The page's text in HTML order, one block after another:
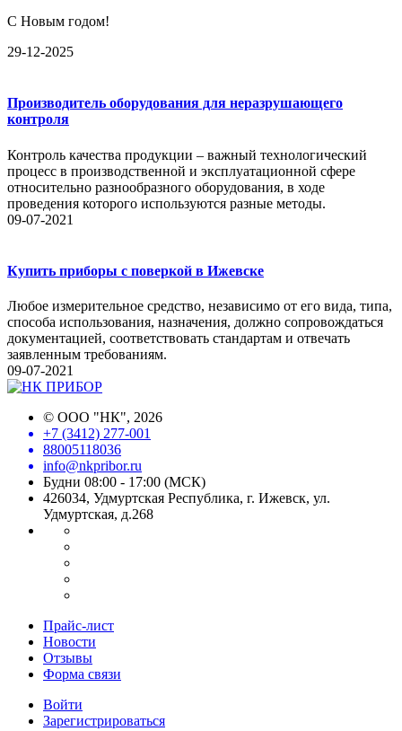
С Новым годом!
29-12-2025
Производитель оборудования для неразрушающего
контроля
Контроль качества продукции – важный технологический
процесс в производственной и эксплуатационной сфере
относительно разнообразного оборудования, в ходе
проведения которого используются разные методы.
09-07-2021
Купить приборы с поверкой в Ижевске
Любое измерительное средство, независимо от его вида, типа,
способа использования, назначения, должно сопровождаться
документацией, соответствовать стандартам и отвечать
заявленным требованиям.
09-07-2021
© ООО "НК", 2026
+7 (3412) 277-001
88005118036
info@nkpribor.ru
Будни 08:00 - 17:00 (МСК)
426034, Удмуртская Республика, г. Ижевск, ул.
Удмуртская, д.268
Прайс-лист
Новости
Отзывы
Форма связи
Войти
Зарегистрироваться